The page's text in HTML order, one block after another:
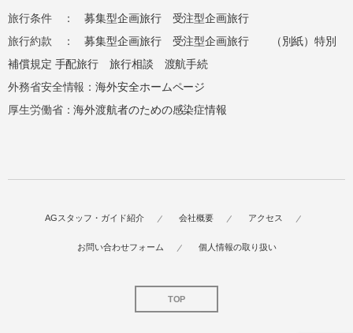
旅行条件 ：募集型企画旅行
受注型企画旅行
旅行約款 ：募集型企画旅行 受注型企画旅行
（別紙）特別
補償規定 手配旅行 旅行相談
渡航手続
外務省安全情報：海外安全ホームページ
厚生労働省：海外渡航者のための感染症情報
AGスタッフ・ガイド紹介 会社概要 アクセス
お問い合わせフォーム 個人情報の取り扱い
TOP